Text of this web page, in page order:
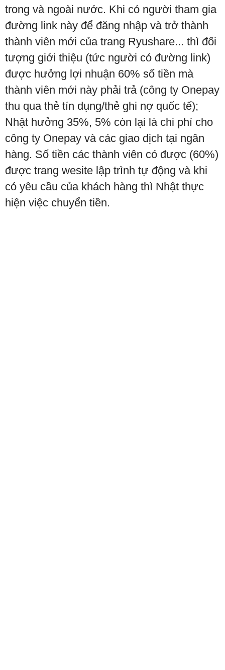
trong và ngoài nước. Khi có người tham gia
đường link này để đăng nhập và trở thành
thành viên mới của trang Ryushare... thì đối
tượng giới thiệu (tức người có đường link)
được hưởng lợi nhuận 60% số tiền mà
thành viên mới này phải trả (công ty Onepay
thu qua thẻ tín dụng/thẻ ghi nợ quốc tế);
Nhật hưởng 35%, 5% còn lại là chi phí cho
công ty Onepay và các giao dịch tại ngân
hàng. Số tiền các thành viên có được (60%)
được trang wesite lập trình tự động và khi
có yêu cầu của khách hàng thì Nhật thực
hiện việc chuyển tiền.